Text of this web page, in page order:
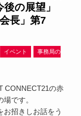
の展望」
長」第7
イベント
事務局の
CONNECT21の赤
です。
お招きしお話をう